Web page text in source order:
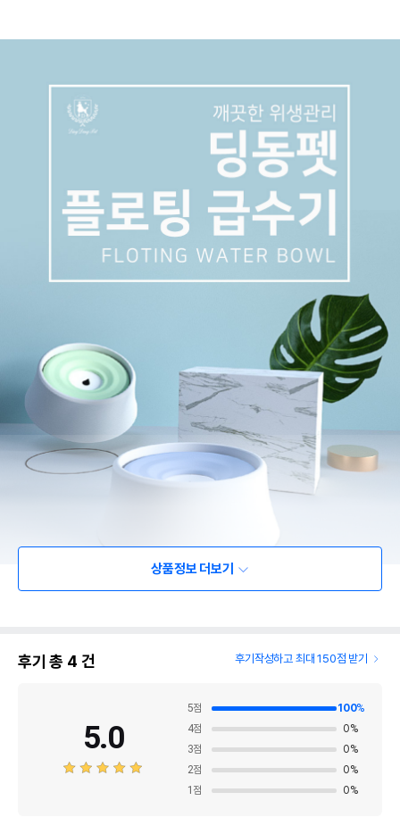
상품정보 더보기
후기 총 4 건 후기작성하고 최대 150점 받기
5.0
5점 100%
4점 0%
3점 0%
2점 0%
1 점 0%